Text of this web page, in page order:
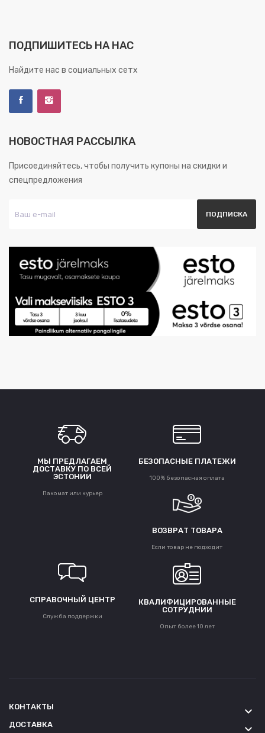
ПОДПИШИТЕСЬ НА НАС
Найдите нас в социальных сетх
НОВОСТНАЯ РАССЫЛКА
Присоединяйтесь, чтобы получить купоны на скидки и
спецпредложения
МЫ ПРЕДЛАГАЕМ
ДОСТАВКУ ПО ВСЕЙ
ЭСТОНИИ
Пакомат или курьер
БЕЗОПАСНЫЕ ПЛАТЕЖИ
100% безопасная оплата
ВОЗВРАТ ТОВАРА
Если товар не подходит
СПРАВОЧНЫЙ ЦЕНТР
Служба поддержки
КВАЛИФИЦИРОВАННЫЕ
СОТРУДНИИ
Опыт более 10 лет
КОНТАКТЫ keyboard_arrow_down
ДОСТАВКА keyboard_arrow_down